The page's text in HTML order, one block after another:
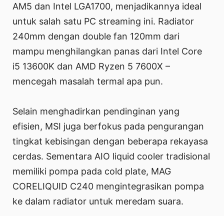
AM5 dan Intel LGA1700, menjadikannya ideal
untuk salah satu PC streaming ini. Radiator
240mm dengan double fan 120mm dari
mampu menghilangkan panas dari Intel Core
i5 13600K dan AMD Ryzen 5 7600X –
mencegah masalah termal apa pun.
Selain menghadirkan pendinginan yang
efisien, MSI juga berfokus pada pengurangan
tingkat kebisingan dengan beberapa rekayasa
cerdas. Sementara AIO liquid cooler tradisional
memiliki pompa pada cold plate, MAG
CORELIQUID C240 mengintegrasikan pompa
ke dalam radiator untuk meredam suara.